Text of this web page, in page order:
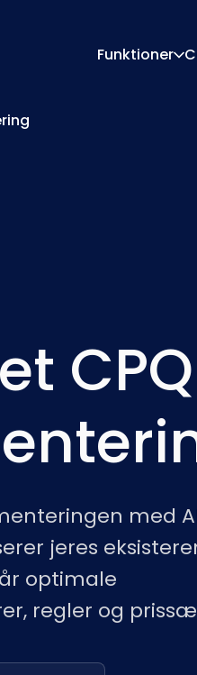
Funktioner
med
jeres
optimale
regler og